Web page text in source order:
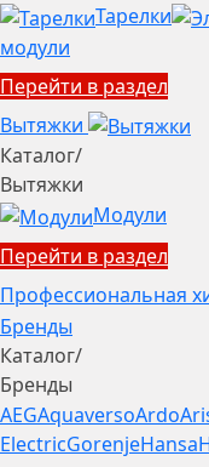
Тарелки
модули
Перейти в раздел
Вытяжки
Каталог/
Вытяжки
Модули
Перейти в раздел
Профессиональная
Бренды
Каталог/
Бренды
AEGAquaversoArdo
ElectricGorenjeHansa